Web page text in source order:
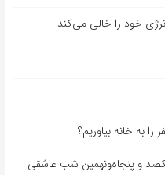
خود را خالی می‌کند
به خانه بیاوریم؟
و پنجاه‌ونهمین شب عاشقی